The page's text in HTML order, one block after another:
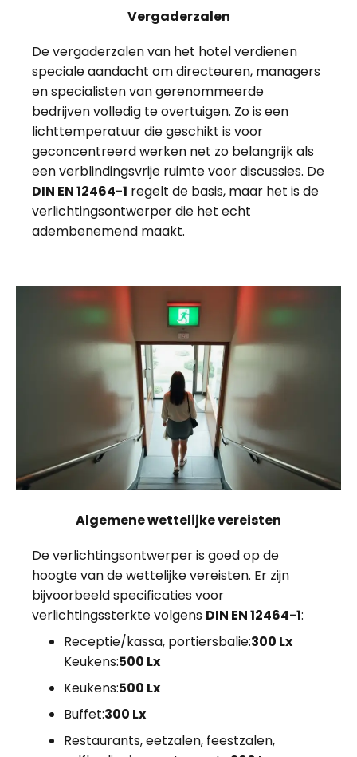
Vergaderzalen
De vergaderzalen van het hotel verdienen
speciale aandacht om directeuren, managers
en specialisten van gerenommeerde
bedrijven volledig te overtuigen. Zo is een
lichttemperatuur die geschikt is voor
geconcentreerd werken net zo belangrijk als
een verblindingsvrije ruimte voor discussies. De
DIN EN 12464-1 regelt de basis, maar het is de
verlichtingsontwerper die het echt
adembenemend maakt.
Algemene wettelijke vereisten
De verlichtingsontwerper is goed op de
hoogte van de wettelijke vereisten. Er zijn
bijvoorbeeld specificaties voor
verlichtingssterkte volgens DIN EN 12464-1:
Receptie/kassa, portiersbalie:300 Lx
Keukens:500 Lx
Keukens:500 Lx
Buffet:300 Lx
Restaurants, eetzalen, feestzalen,